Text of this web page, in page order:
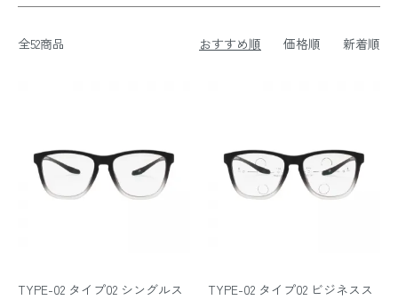
全52商品 おすすめ順 価格順 新着順
TYPE-02 タイプ02 シングルス
TYPE-02 タイプ02 ビジネスス